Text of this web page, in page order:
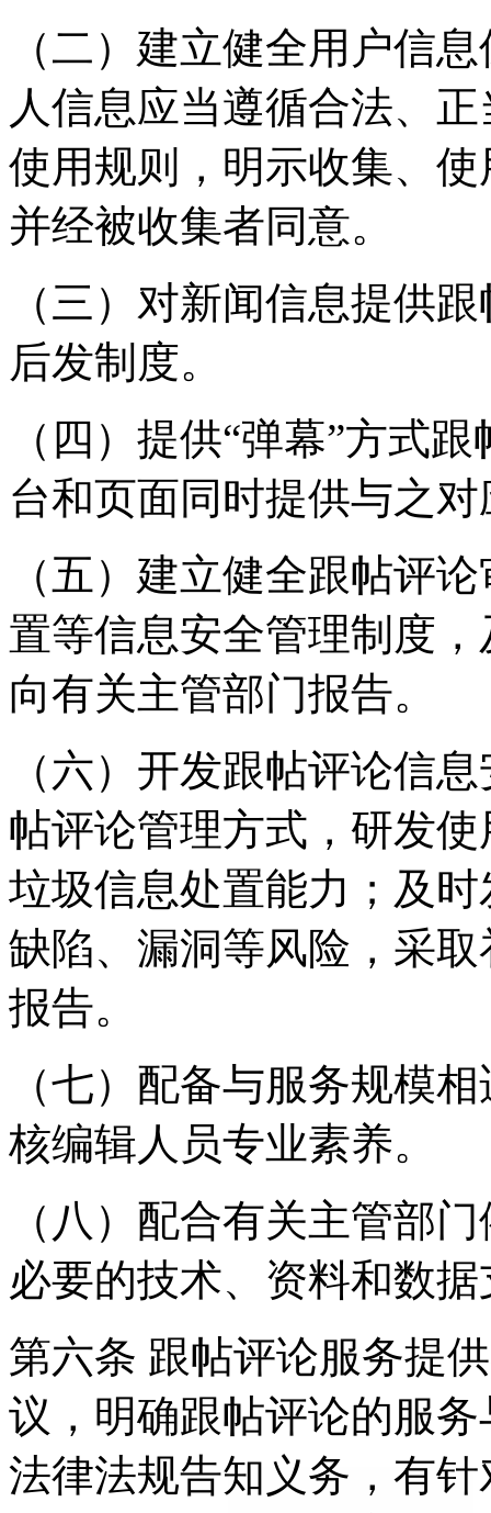
（二）建立健全用户信
人信息应当遵循合法、
使用规则，明示收集、
并经被收集者同意。
（三）对新闻信息提供
后发制度。
（四）提供“弹幕”方式
台和页面同时提供与之
（五）建立健全跟帖评
置等信息安全管理制度
向有关主管部门报告。
（六）开发跟帖评论信
帖评论管理方式，研发
垃圾信息处置能力；及
缺陷、漏洞等风险，采
报告。
（七）配备与服务规模
核编辑人员专业素养。
（八）配合有关主管部
必要的技术、资料和数
第六条 跟帖评论服务提
议，明确跟帖评论的服
法律法规告知义务，有